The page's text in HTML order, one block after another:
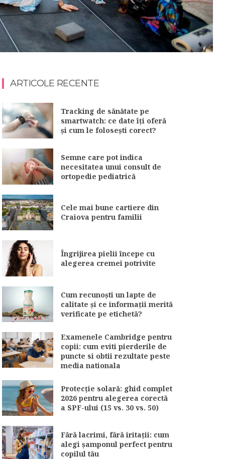
ARTICOLE RECENTE
Tracking de sănătate pe
smartwatch: ce date îți oferă
și cum le folosești corect?
Semne care pot indica
necesitatea unui consult de
ortopedie pediatrică
Cele mai bune cartiere din
Craiova pentru familii
Îngrijirea pielii începe cu
alegerea cremei potrivite
Cum recunoști un lapte de
calitate și ce informații merită
verificate pe etichetă?
Examenele Cambridge pentru
copii: cum eviti pierderile de
puncte si obtii rezultate peste
media nationala
Protecție solară: ghid complet
2026 pentru alegerea corectă
a SPF-ului (15 vs. 30 vs. 50)
Fără lacrimi, fără iritații: cum
alegi șamponul perfect pentru
copilul tău